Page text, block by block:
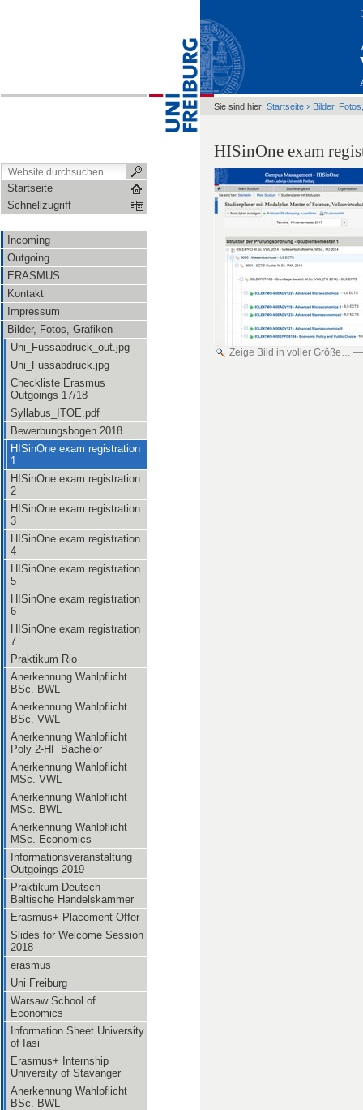
Startseite
Schnellzugriff
Incoming
Outgoing
ERASMUS
Kontakt
Impressum
Bilder, Fotos, Grafiken
Uni_Fussabdruck_out.jpg
Uni_Fussabdruck.jpg
Checkliste Erasmus
Outgoings 17/18
Syllabus_ITOE.pdf
Bewerbungsbogen 2018
HISinOne exam registration
1
HISinOne exam registration
2
HISinOne exam registration
3
HISinOne exam registration
4
HISinOne exam registration
5
HISinOne exam registration
6
HISinOne exam registration
7
Praktikum Rio
Anerkennung Wahlpflicht
BSc. BWL
Anerkennung Wahlpflicht
BSc. VWL
Anerkennung Wahlpflicht
Poly 2-HF Bachelor
Anerkennung Wahlpflicht
MSc. VWL
Anerkennung Wahlpflicht
MSc. BWL
Anerkennung Wahlpflicht
MSc. Economics
Informationsveranstaltung
Outgoings 2019
Praktikum Deutsch-
Baltische Handelskammer
Erasmus+ Placement Offer
Slides for Welcome Session
2018
erasmus
Uni Freiburg
Warsaw School of
Economics
Information Sheet University
of Iasi
Erasmus+ Internship
University of Stavanger
Anerkennung Wahlpflicht
BSc. BWL
Sie sind hier: Startseite › Bilder,
HISinOne exam
Zeige Bild in voller Größe…